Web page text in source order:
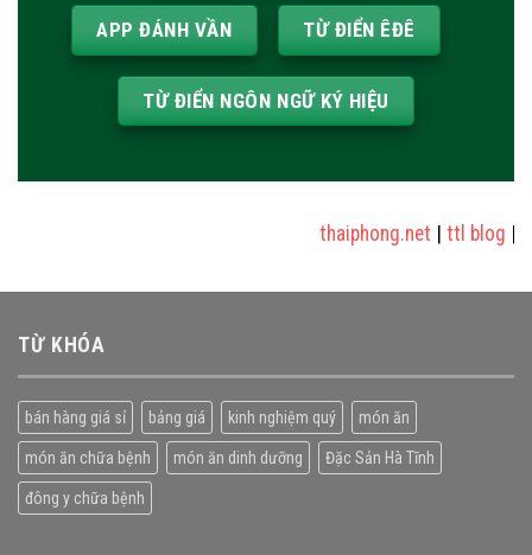
APP ĐÁNH VẦN TỪ ĐIỂN ÊĐÊ
TỪ ĐIỂN NGÔN NGỮ KÝ HIỆU
thaiphong.net|ttl blog|
TỪ KHÓA
bán hàng giá sỉ bảng giá kinh nghiệm quý món ăn
món ăn chữa bệnh món ăn dinh dưỡng Đặc Sản Hà Tĩnh
đông y chữa bệnh